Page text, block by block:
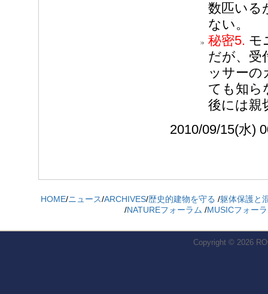
数匹いる
ない。
秘密5. モ
だが、受
ッサーの
ても知ら
後には親
2010/09/15(水)
HOME/ニュース/ARCHIVES/歴史的建物を守る /躯体保護と
/NATUREフォーラム /MUSICフォー
Copyright © 2026